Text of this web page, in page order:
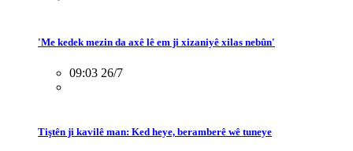
'Me kedek mezin da axê lê em ji xizaniyê xilas nebûn'
09:03 26/7
Tiştên ji kavilê man: Ked heye, beramberê wê tuneye